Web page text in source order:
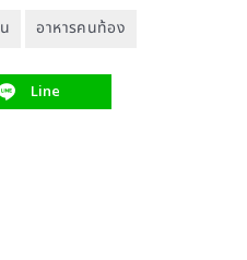
อาหารคนท้อง
Line